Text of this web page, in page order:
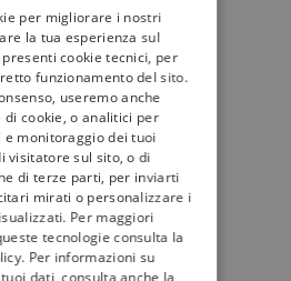
La Guida +
faq
Sitemap
my tivù
per migliorare i nostri
la tua esperienza sul
cookie tecnici, per
funzionamento del sito.
useremo anche
cookie, o analitici per
monitoraggio dei tuoi
visitatore sul sito, o di
di terze parti, per inviarti
mirati o personalizzare i
Per maggiori
tecnologie consulta la
Per informazioni su
dati, consulta anche la